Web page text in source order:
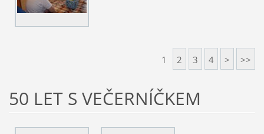
1 2 3 4 > >>
50 LET S VEČERNÍČKEM